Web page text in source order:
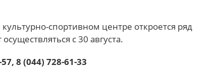
спортивном центре откроется ряд
с 30 августа.
8 (044) 728-61-33